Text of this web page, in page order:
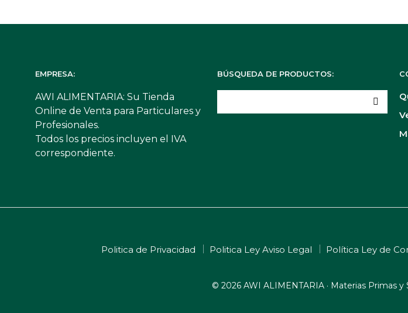
EMPRESA:
AWI ALIMENTARIA: Su Tienda
Online de Venta para Particulares y
Profesionales.
Todos los precios incluyen el IVA
correspondiente.
BÚSQUEDA DE PRODUCTOS:
Politica de Privacidad Politica Ley Aviso Legal Política Ley de
© 2026 AWI ALIMENTARIA · Materias Primas